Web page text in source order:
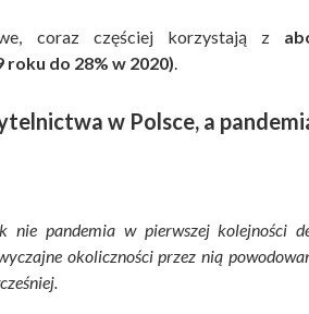
coraz częściej korzystają z
do 28% w 2020)
w Polsce, a
nie pandemia w pierwszej kolejności
okoliczności przez nią